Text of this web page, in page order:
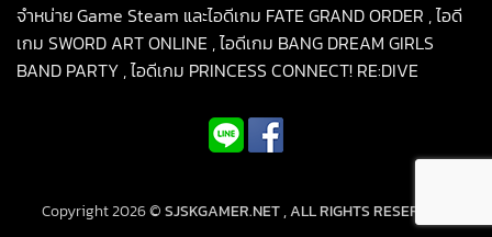
จำหน่าย Game Steam และไอดีเกม FATE GRAND ORDER , ไอดี
เกม SWORD ART ONLINE , ไอดีเกม BANG DREAM GIRLS
BAND PARTY , ไอดีเกม PRINCESS CONNECT! RE:DIVE
Copyright 2026 ©SJSKGAMER.NET , ALL RIGHTS RESERVED.